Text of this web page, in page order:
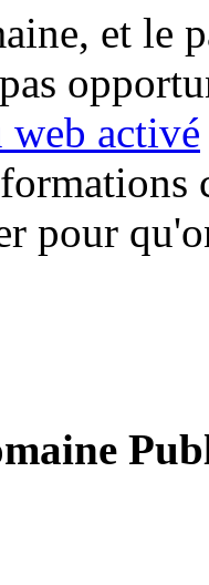
et le
web activé
pour